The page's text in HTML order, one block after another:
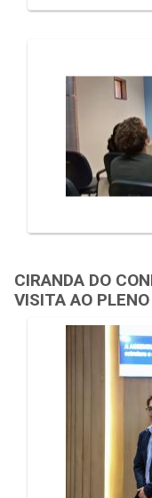
CIRANDA DO
VISITA AO
Galeria de Mídias